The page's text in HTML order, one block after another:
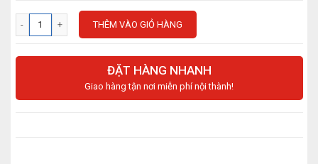
THÊM VÀO GIỎ HÀNG
ĐẶT HÀNG NHANH
Giao hàng tận nơi miễn phí nội thành!